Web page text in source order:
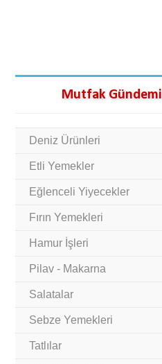
Mutfak Gündemi
Deniz Ürünleri
Etli Yemekler
Eğlenceli Yiyecekler
Fırın Yemekleri
Hamur İşleri
Pilav - Makarna
Salatalar
Sebze Yemekleri
Tatlılar